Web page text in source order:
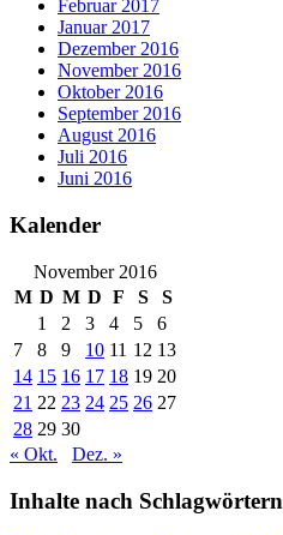
Februar 2017
Januar 2017
Dezember 2016
November 2016
Oktober 2016
September 2016
August 2016
Juli 2016
Juni 2016
Kalender
November 2016
M D M D F S
S
1
2 3 4 5
6
7
8 9 10 11 12 13
14 15 16 17 18 19 20
21 22 23 24 25 26 27
28 29 30
« Okt.
Dez. »
Inhalte nach Schlagwörtern